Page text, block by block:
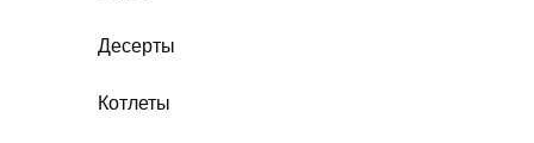
Десерты
Котлеты